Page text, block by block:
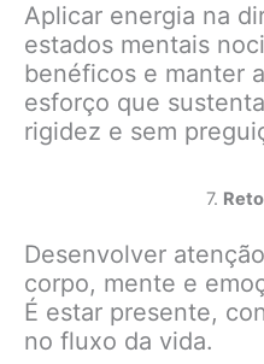
Aplicar energia na
estados mentais
benéficos e manter
esforço que
rigidez e sem
7.
Desenvolver
corpo, mente e
É estar presente,
no fluxo da vida.